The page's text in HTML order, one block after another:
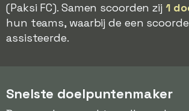
(Paksi FC). Samen scoorden zij 1
hun teams, waarbij de een
assisteerde.
Snelste doelpuntenmaker